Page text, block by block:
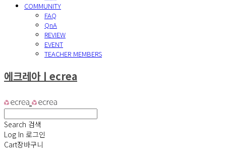
COMMUNITY
FAQ
QnA
REVIEW
EVENT
TEACHER MEMBERS
에크레아ㅣecrea
Search 검색
Log In 로그인
Cart장바구니